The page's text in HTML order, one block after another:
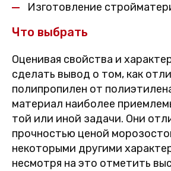
Изготовление
Что выбрать
Оценивая свойства и
сделать вывод о том, как
полипропилен от
материал наиболее
той или иной задачи. Они
прочностью ценой
некоторыми другими
несмотря на это отметить